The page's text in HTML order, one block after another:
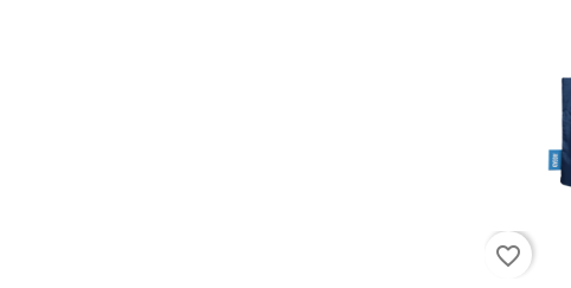
favorite_border